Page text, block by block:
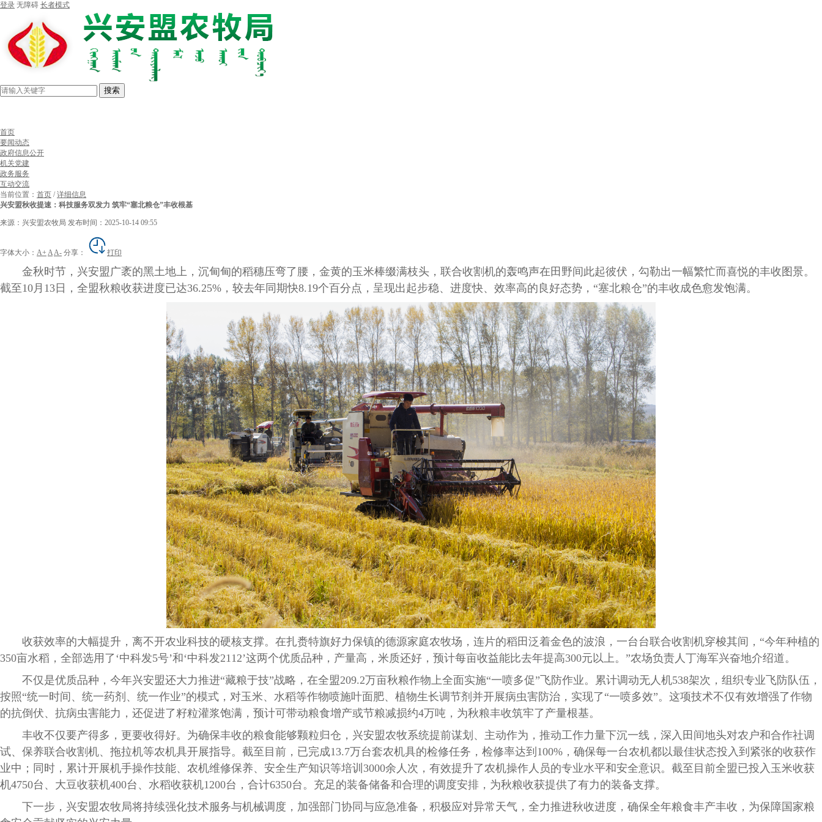
登录 无障碍 长者模式
搜索
首页
要闻动态
政府信息公开
机关党建
政务服务
互动交流
当前位置： 首页 /详细信息
兴安盟秋收提速：科技服务双发力 筑牢“塞北粮仓”丰收根基
来源：兴安盟农牧局 发布时间：2025-10-14 09:55
字体大小： A+ AA- 分享： 打印
金秋时节，兴安盟广袤的黑土地上，沉甸甸的稻穗压弯了腰，金黄的玉米棒缀满枝头，联合收割机的轰鸣声在田野间此起彼伏，勾勒出一幅繁忙而喜悦的丰收图景。
截至10月13日，全盟秋粮收获进度已达36.25%，较去年同期快8.19个百分点，呈现出起步稳、进度快、效率高的良好态势，“塞北粮仓”的丰收成色愈发饱满。
收获效率的大幅提升，离不开农业科技的硬核支撑。在扎赉特旗好力保镇的德源家庭农牧场，连片的稻田泛着金色的波浪，一台台联合收割机穿梭其间， “今年种植的
350亩水稻，全部选用了‘中科发5号’和‘中科发2112’这两个优质品种，产量高，米质还好，预计每亩收益能比去年提高300元以上。”农场负责人丁海军兴奋地介绍道。
不仅是优质品种，今年兴安盟还大力推进“藏粮于技”战略，在全盟209.2万亩秋粮作物上全面实施“一喷多促”飞防作业。累计调动无人机538架次，组织专业飞防队伍，
按照“统一时间、统一药剂、统一作业”的模式，对玉米、水稻等作物喷施叶面肥、植物生长调节剂并开展病虫害防治，实现了“一喷多效”。这项技术不仅有效增强了作物
的抗倒伏、抗病虫害能力，还促进了籽粒灌浆饱满，预计可带动粮食增产或节粮减损约4万吨，为秋粮丰收筑牢了产量根基。
丰收不仅要产得多，更要收得好。为确保丰收的粮食能够颗粒归仓，兴安盟农牧系统提前谋划、主动作为，推动工作力量下沉一线，深入田间地头对农户和合作社调
试、保养联合收割机、拖拉机等农机具开展指导。截至目前，已完成13.7万台套农机具的检修任务，检修率达到100%，确保每一台农机都以最佳状态投入到紧张的收获作
业中；同时，累计开展机手操作技能、农机维修保养、安全生产知识等培训3000余人次，有效提升了农机操作人员的专业水平和安全意识。截至目前全盟已投入玉米收获
机4750台、大豆收获机400台、水稻收获机1200台，合计6350台。充足的装备储备和合理的调度安排，为秋粮收获提供了有力的装备支撑。
下一步，兴安盟农牧局将持续强化技术服务与机械调度，加强部门协同与应急准备，积极应对异常天气，全力推进秋收进度，确保全年粮食丰产丰收，为保障国家粮